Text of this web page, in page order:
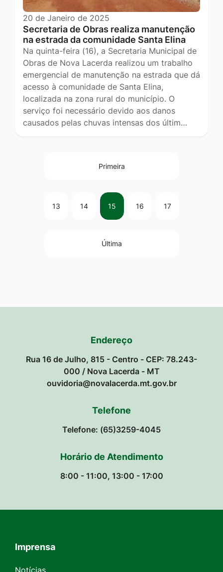
20 de Janeiro de 2025
Secretaria de Obras realiza manutenção
na estrada da comunidade Santa Elina
Na quinta-feira (16), a Secretaria Municipal de
Obras de Nova Lacerda realizou um trabalho
emergencial de manutenção na estrada que dá
acesso à comunidade de Santa Elina,
localizada na zona rural do município. O
serviço foi necessário devido aos danos
causados pelas chuvas intensas dos últim…
Primeira
13 14 15 16 17
Última
Endereço
Rua 16 de Julho, 815 - Centro - CEP: 78.243-
000 / Nova Lacerda - MT
ouvidoria@novalacerda.mt.gov.br
Telefone
Telefone: (65)3259-4045
Horário de Atendimento
8:00 - 11:00, 13:00 - 17:00
Seção do Rodapé e Contato
Imprensa